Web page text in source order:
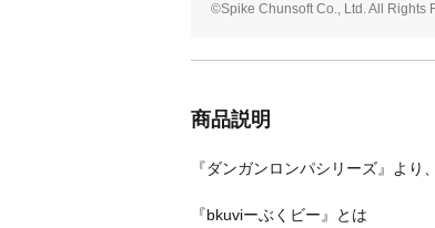
©Spike Chunsoft Co., Ltd. All Rights
商品説明
『ダンガンロンパシリーズ』よ
『bkuviーぶくビー』とは